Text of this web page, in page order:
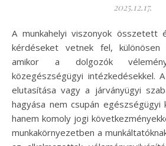
2025.12.17.
A munkahelyi viszonyok összetett és sokszor érzékeny
kérdéseket vetnek fel, különösen
amikor a dolgozók
közegészségügyi intézkedésekkel.
elutasítása vagy a járványügyi
hagyása nem csupán egészségügyi
hanem komoly jogi
munkakörnyezetben a